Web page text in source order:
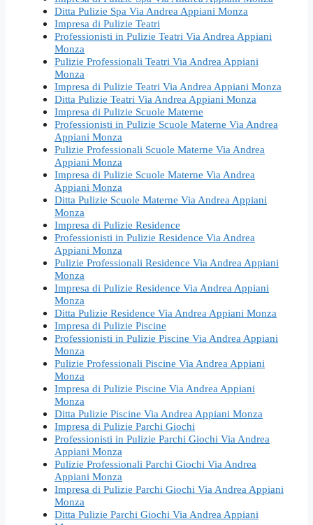
Ditta Pulizie Spa Via Andrea Appiani Monza
Impresa di Pulizie Teatri
Professionisti in Pulizie Teatri Via Andrea Appiani
Monza
Pulizie Professionali Teatri Via Andrea Appiani
Monza
Impresa di Pulizie Teatri Via Andrea Appiani Monza
Ditta Pulizie Teatri Via Andrea Appiani Monza
Impresa di Pulizie Scuole Materne
Professionisti in Pulizie Scuole Materne Via Andrea
Appiani Monza
Pulizie Professionali Scuole Materne Via Andrea
Appiani Monza
Impresa di Pulizie Scuole Materne Via Andrea
Appiani Monza
Ditta Pulizie Scuole Materne Via Andrea Appiani
Monza
Impresa di Pulizie Residence
Professionisti in Pulizie Residence Via Andrea
Appiani Monza
Pulizie Professionali Residence Via Andrea Appiani
Monza
Impresa di Pulizie Residence Via Andrea Appiani
Monza
Ditta Pulizie Residence Via Andrea Appiani Monza
Impresa di Pulizie Piscine
Professionisti in Pulizie Piscine Via Andrea Appiani
Monza
Pulizie Professionali Piscine Via Andrea Appiani
Monza
Impresa di Pulizie Piscine Via Andrea Appiani
Monza
Ditta Pulizie Piscine Via Andrea Appiani Monza
Impresa di Pulizie Parchi Giochi
Professionisti in Pulizie Parchi Giochi Via Andrea
Appiani Monza
Pulizie Professionali Parchi Giochi Via Andrea
Appiani Monza
Impresa di Pulizie Parchi Giochi Via Andrea Appiani
Monza
Ditta Pulizie Parchi Giochi Via Andrea Appiani